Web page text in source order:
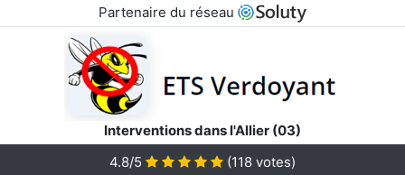
Partenaire du réseau
Interventions dans l'Allier (03)
4.8/5
(118 votes)